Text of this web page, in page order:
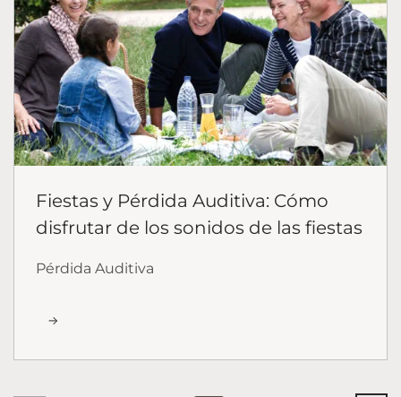
Fiestas y Pérdida Auditiva: Cómo
disfrutar de los sonidos de las fiestas
Pérdida Auditiva